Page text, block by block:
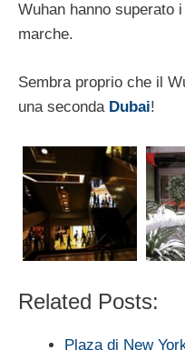
Wuhan hanno superato
marche.
Sembra proprio che il
una seconda Dubai!
Related Posts:
Plaza di New